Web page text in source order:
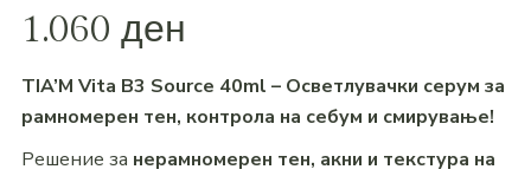
1.060 ден
TIA’M Vita B3 Source 40ml – Осветлувачки серум за
рамномерен тен, контрола на себум и смирување!
Решение за нерамномерен тен, акни и текстура на